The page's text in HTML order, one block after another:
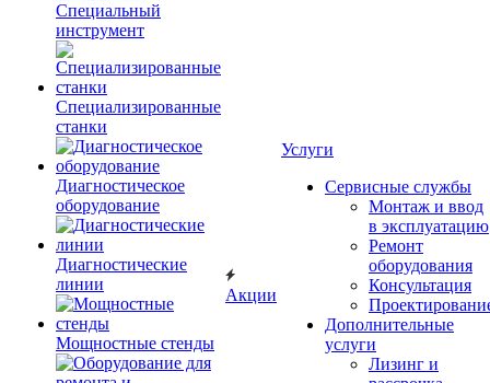
Специальный
инструмент
Специализированные
станки
Диагностическое
оборудование
Диагностические
линии
Мощностные стенды
Акции
Услуги
Сервисные службы
Монтаж и ввод
в эксплуатацию
Ремонт
оборудования
Консультация
Дополнительные
услуги
Лизинг и